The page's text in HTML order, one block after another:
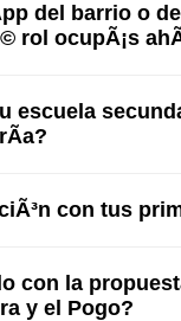
del barrio o
rol ocupÃ¡s
escuela
con tus
con la
y el Pogo?